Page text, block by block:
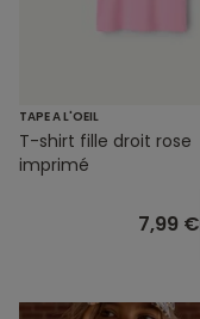
TAPE A L'OEIL
T-shirt fille droit rose
imprimé
7,99 €